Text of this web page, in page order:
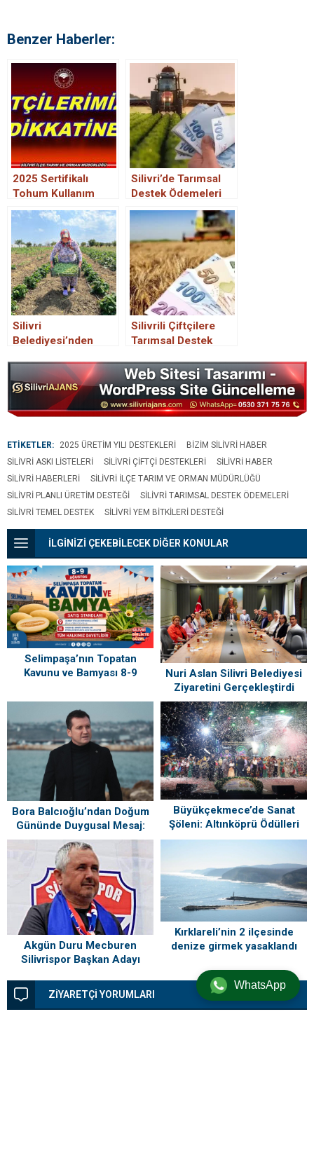
Benzer Haberler:
2025 Sertifikalı
Tohum Kullanım
Desteği Askı
Listeleri Silivri’de
Yayınlandı
Silivri’de Tarımsal
Destek Ödemeleri
askıda
Silivri
Belediyesi’nden
Destek: Fasulye,
Biber ve Kabak
Silivrili Çiftçilere
Tarımsal Destek
ETİKETLER: 2025 ÜRETIM YILI DESTEKLERI
BIZIM SILIVRI HABER
SILIVRI ASKI LISTELERI
SILIVRI ÇIFTÇI DESTEKLERI
SILIVRI HABER
SILIVRI HABERLERI
SILIVRI İLÇE TARIM VE ORMAN MÜDÜRLÜĞÜ
SILIVRI PLANLI ÜRETIM DESTEĞI
SILIVRI TARIMSAL DESTEK ÖDEMELERI
SILIVRI TEMEL DESTEK
SILIVRI YEM BITKILERI DESTEĞI
İLGİNİZİ ÇEKEBİLECEK DİĞER KONULAR
Selimpaşa’nın Topatan
Kavunu ve Bamyası 8-9
Buluşuyor
Nuri Aslan Silivri Belediyesi
Ziyaretini Gerçekleştirdi
Bora Balcıoğlu’ndan Doğum
Gününde Duygusal Mesaj:
“Silivri’mi Çok Özlüyorum”
Büyükçekmece’de Sanat
Şöleni: Altınköprü Ödülleri
Sahiplerini Buldu!
Akgün Duru Mecburen
Silivrispor Başkan Adayı
Kırklareli’nin 2 ilçesinde
denize girmek yasaklandı
ZİYARETÇİ YORUMLARI
WhatsApp